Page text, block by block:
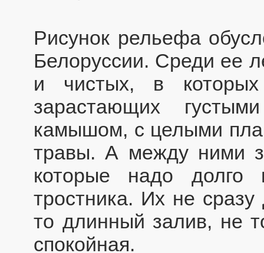
Рисунок рельефа
Белоруссии. Среди ее
и чистых, в
зарастающих
камышом, с целыми
травы. А между ними
которые надо долго
тростника. Их не
то длинный залив, не
спокойная.